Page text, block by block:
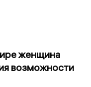
женщина
возможности